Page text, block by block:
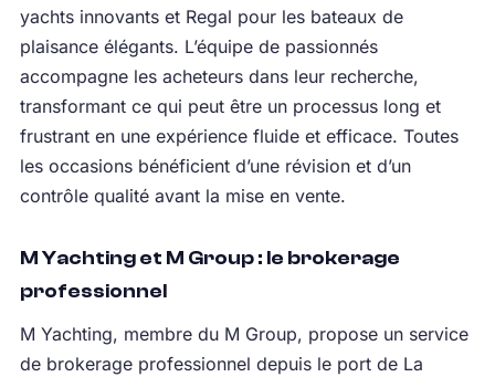
yachts innovants et Regal pour les bateaux de
plaisance élégants. L’équipe de passionnés
accompagne les acheteurs dans leur recherche,
transformant ce qui peut être un processus long et
frustrant en une expérience fluide et efficace. Toutes
les occasions bénéficient d’une révision et d’un
contrôle qualité avant la mise en vente.
M Yachting et M Group : le brokerage
professionnel
M Yachting, membre du M Group, propose un service
de brokerage professionnel depuis le port de La